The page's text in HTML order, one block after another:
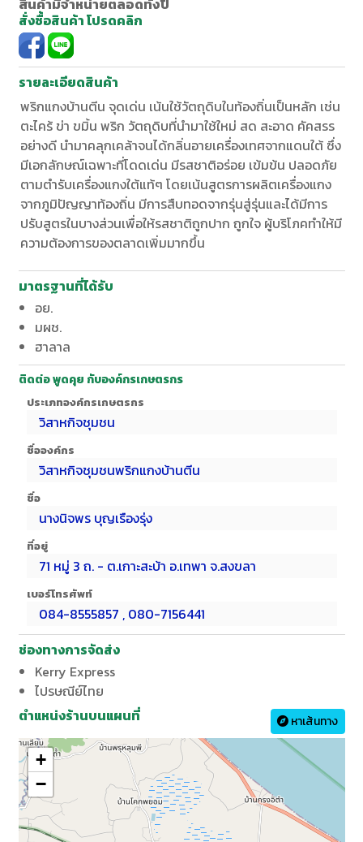
สินค้ามีจำหน่ายตลอดทั้งปี
สั่งซื้อสินค้า โปรดคลิก
รายละเอียดสินค้า
พริกแกงบ้านตีน จุดเด่น เน้นใช้วัตถุดิบในท้องถิ่นเป็นหลัก เช่น
ตะไคร้ ข่า ขมิ้น พริก วัตถุดิบที่นำมาใช้ใหม่ สด สะอาด คัคสรร
อย่างดี นำมาคลุกเคล้าจนได้กลิ่นอายเครื่องเทศจากแดนใต้ ซึ่ง
มีเอกลักษณ์เฉพาะที่โดดเด่น มีรสชาติอร่อย เข้มข้น ปลอดภัย
ตามตำรับเครื่องแกงใต้แท้ๆ โดยเน้นสูตรการผลิตเครื่องแกง
จากภูมิปัญญาท้องถิ่น มีการสืบทอดจากรุ่นสู่รุ่นและได้มีการ
ปรับสูตรในบางส่วนเพื่อให้รสชาติถูกปาก ถูกใจ ผู้บริโภคทำให้มี
ความต้องการของตลาดเพิ่มมากขึ้น
มาตรฐานที่ได้รับ
อย.
มผช.
ฮาลาล
ติดต่อ พูดคุย กับองค์กรเกษตรกร
ประเภทองค์กรเกษตรกร
วิสาหกิจชุมชน
ชื่อองค์กร
วิสาหกิจชุมชนพริกแกงบ้านตีน
ชื่อ
นางนิจพร บุญเรืองรุ่ง
ที่อยู่
71 หมู่ 3 ถ. - ต.เกาะสะบ้า อ.เทพา จ.สงขลา
เบอร์โทรศัพท์
084-8555857 , 080-7156441
ช่องทางการจัดส่ง
Kerry Express
ไปรษณีย์ไทย
ตำแหน่งร้านบนแผนที่ หาเส้นทาง
+
−